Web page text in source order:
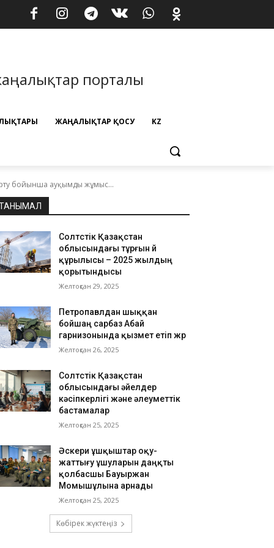
порталы
ЖАҢАЛЫҚТАР ҚОСУ KZ
бойынша ауқымды жұмыс...
Солтүстік Қазақстан
облысындағы тұрғын үй
құрылысы – 2025 жылдың
қорытындысы
Желтоқсан 29, 2025
Петропавлдан шыққан
бойшаң сарбаз Абай
гарнизонында қызмет етіп жүр
Желтоқсан 26, 2025
Солтүстік Қазақстан
облысындағы әйелдер
кәсіпкерлігі және әлеуметтік
бастамалар
Желтоқсан 25, 2025
Әскери ұшқыштар оқу-
жаттығу ұшуларын даңқты
қолбасшы Бауыржан
Момышұлына арнады
Желтоқсан 25, 2025
Көбірек жүктеңіз